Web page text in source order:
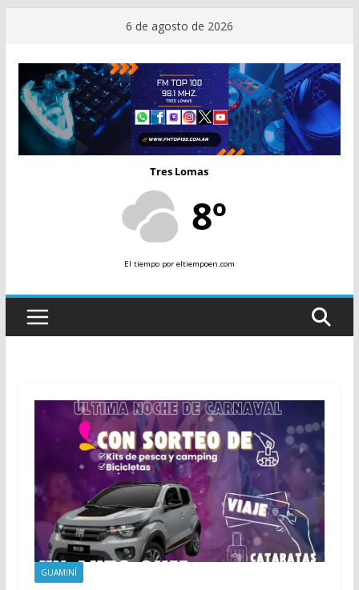
contenido
6 de agosto de 2026
Tres Lomas
8º
El tiempopor eltiempoen.com
GUAMINÍ